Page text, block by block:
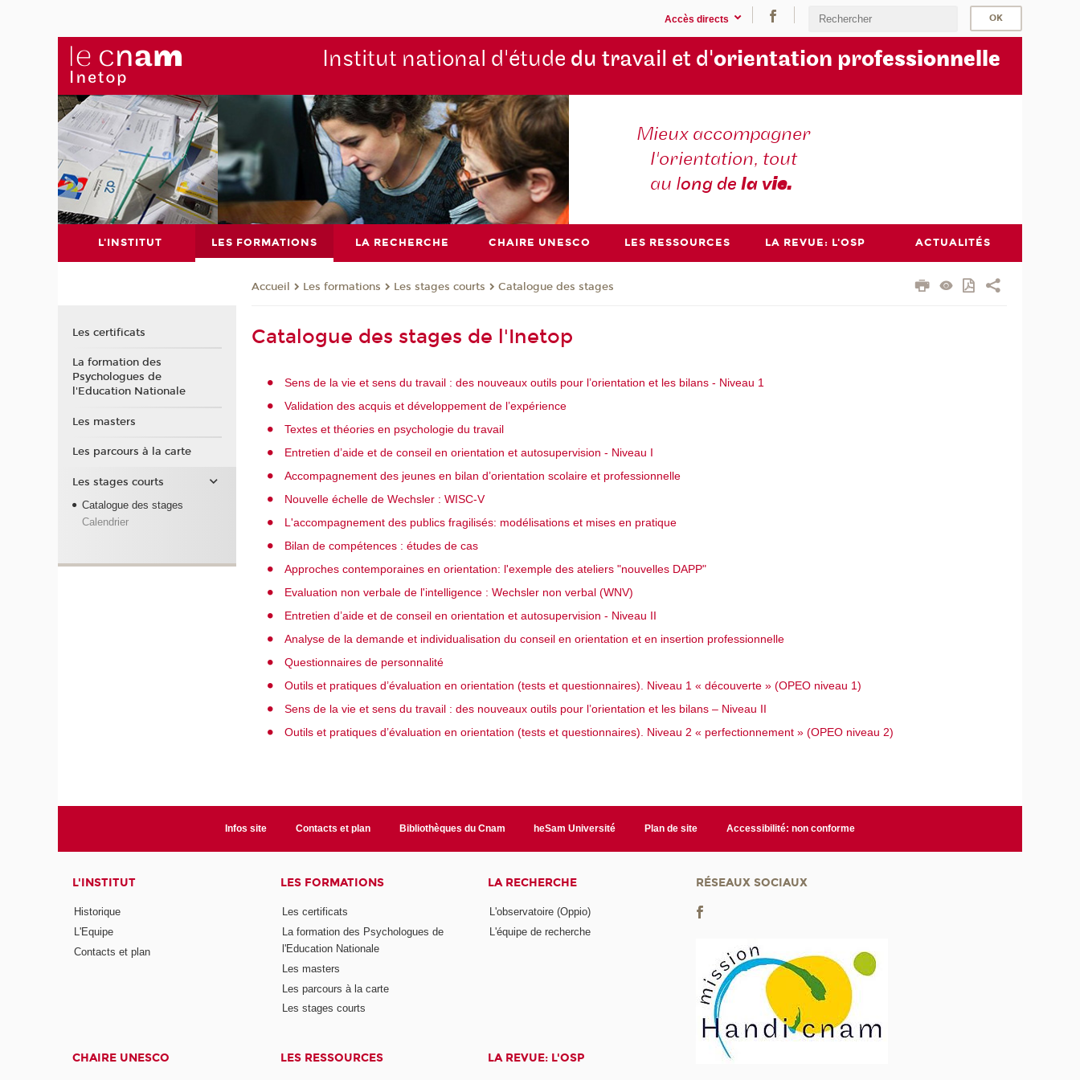
Accès directs
Institut national d'étude du travail et d'orientation professionnelle
Mieux accompagner
l'orientation, tout
au long dela vie.
L'INSTITUT LES FORMATIONS LA RECHERCHE CHAIRE UNESCO LES RESSOURCES LA REVUE: L'OSP ACTUALITÉS
Accueil Les formations Les stages courts Catalogue des stages
Catalogue des stages de l'Inetop
Sens de la vie et sens du travail : des nouveaux outils pour l’orientation et les bilans - Niveau 1
Validation des acquis et développement de l’expérience
Textes et théories en psychologie du travail
Entretien d’aide et de conseil en orientation et autosupervision - Niveau I
Accompagnement des jeunes en bilan d’orientation scolaire et professionnelle
Nouvelle échelle de Wechsler : WISC-V
L'accompagnement des publics fragilisés: modélisations et mises en pratique
Bilan de compétences : études de cas
Approches contemporaines en orientation: l'exemple des ateliers "nouvelles DAPP"
Evaluation non verbale de l'intelligence : Wechsler non verbal (WNV)
Entretien d’aide et de conseil en orientation et autosupervision - Niveau II
Analyse de la demande et individualisation du conseil en orientation et en insertion professionnelle
Questionnaires de personnalité
Outils et pratiques d’évaluation en orientation (tests et questionnaires). Niveau 1 « découverte » (OPEO niveau 1)
Sens de la vie et sens du travail : des nouveaux outils pour l’orientation et les bilans – Niveau II
Outils et pratiques d’évaluation en orientation (tests et questionnaires). Niveau 2 « perfectionnement » (OPEO niveau 2)
Les certificats
La formation des
Psychologues de
l'Education Nationale
Les masters
Les parcours à la carte
Les stages courts
Catalogue des stages
Calendrier
Infos site Contacts et plan Bibliothèques du Cnam heSam Université Plan de site Accessibilité: non conforme
L'INSTITUT
Historique
L'Equipe
Contacts et plan
LES FORMATIONS
Les certificats
La formation des Psychologues de
l'Education Nationale
Les masters
Les parcours à la carte
Les stages courts
LA RECHERCHE
L'observatoire (Oppio)
L'équipe de recherche
CHAIRE UNESCO LES RESSOURCES LA REVUE: L'OSP
RÉSEAUX SOCIAUX